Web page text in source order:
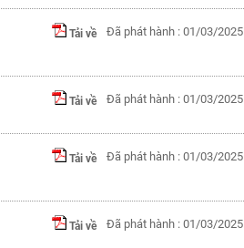
Tải về Đã phát hành : 01/03/2025
Tải về Đã phát hành : 01/03/2025
Tải về Đã phát hành : 01/03/2025
Tải về Đã phát hành : 01/03/2025